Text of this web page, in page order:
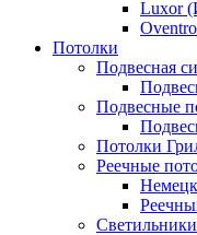
Luxor
Потолки
Подвесная
Подвесные
Потолки
Реечные